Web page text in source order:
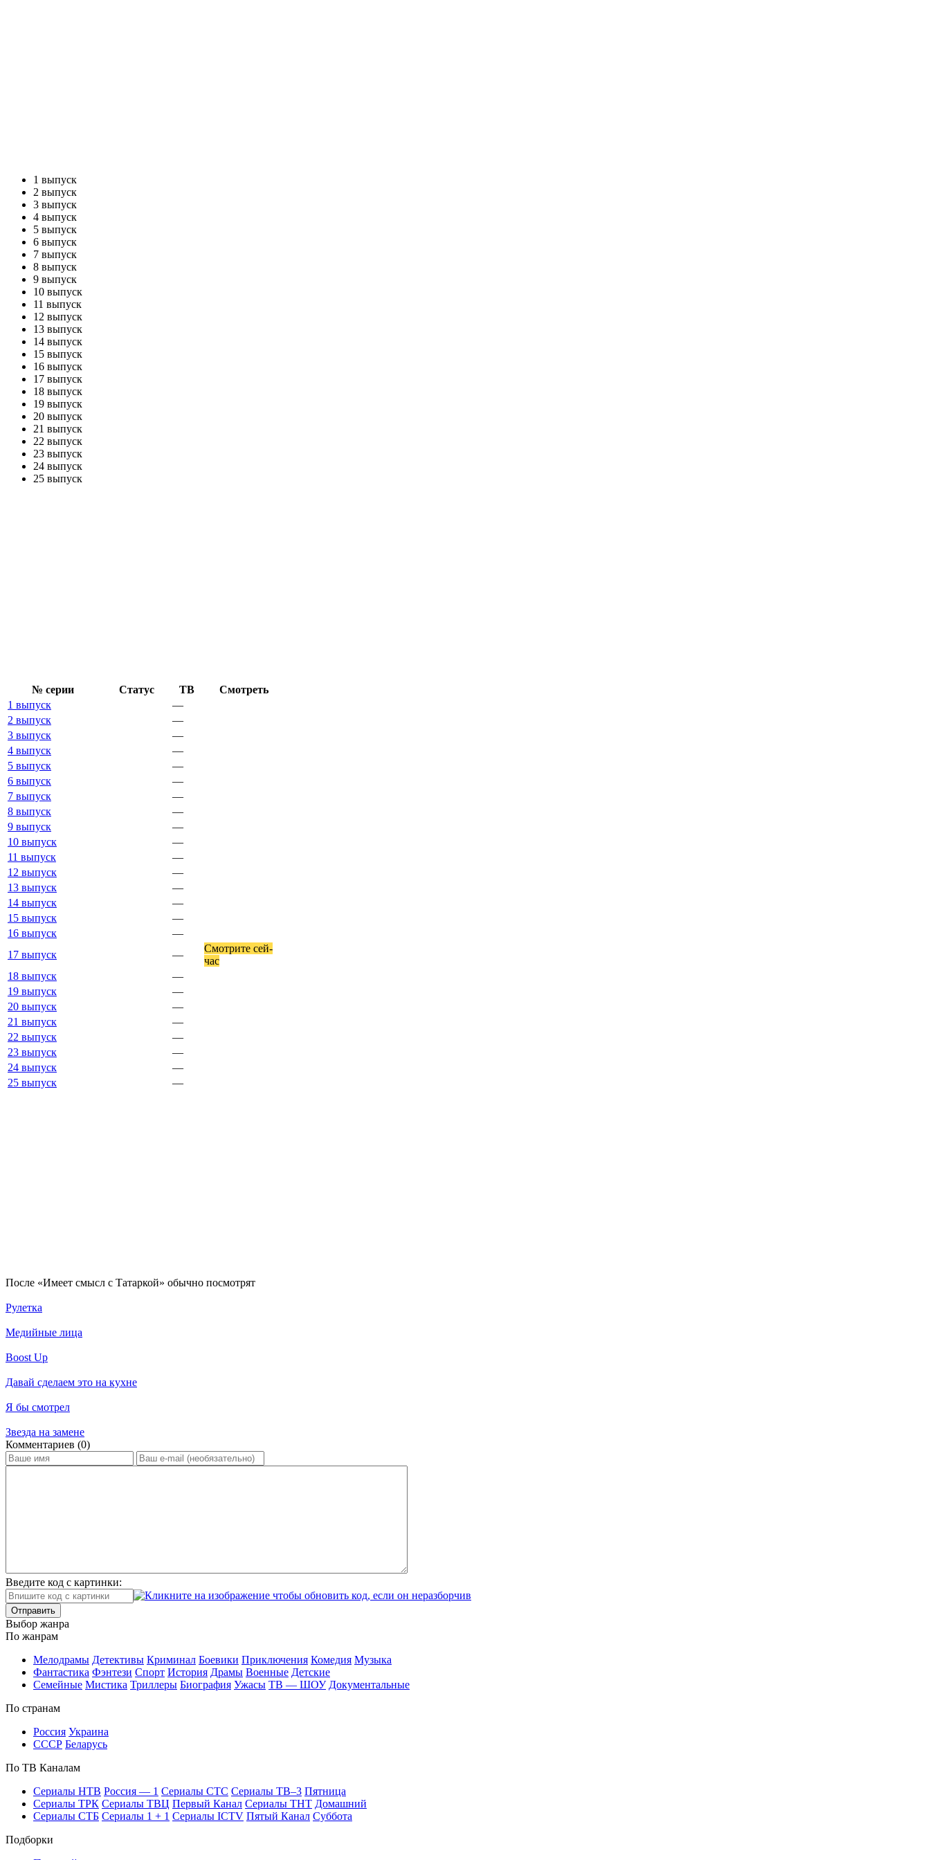
1 выпуск
2 выпуск
3 выпуск
4 выпуск
5 выпуск
6 выпуск
7 выпуск
8 выпуск
9 выпуск
10 выпуск
11 выпуск
12 выпуск
13 выпуск
14 выпуск
15 выпуск
16 выпуск
17 выпуск
18 выпуск
19 выпуск
20 выпуск
21 выпуск
22 выпуск
23 выпуск
24 выпуск
25 выпуск
№ се­рии Ста­тус ТВ
Смот­реть
1 выпуск
—
2 выпуск
—
3 выпуск
—
4 выпуск
—
5 выпуск
—
6 выпуск
—
7 выпуск
—
8 выпуск
—
9 выпуск
—
10 выпуск
—
11 выпуск
—
12 выпуск
—
13 выпуск
—
14 выпуск
—
15 выпуск
—
16 выпуск
—
17 выпуск
—
Смот­ри­те сей­
час
18 выпуск
—
19 выпуск
—
20 выпуск
—
21 выпуск
—
22 выпуск
—
23 выпуск
—
24 выпуск
—
25 выпуск
—
По­сле «Имеет смысл с Татаркой» обыч­но по­смот­рят
Рулетка
Медийные лица
Boost Up
Давай сделаем это на кухне
Я бы смотрел
Звезда на замене
Ком­мен­та­ри­ев (0)
Введите код с картинки:
Отправить
Вы­бор жан­ра
По жан­рам
Ме­ло­дра­мы Де­тек­ти­вы Кри­ми­нал Бое­ви­ки При­клю­че­ния Ко­ме­дия Му­зы­ка
Фан­та­сти­ка Фэн­те­зи Спорт Ис­то­рия Дра­мы Во­ен­ные Дет­ские
Се­мей­ные Мис­ти­ка Трил­ле­ры Био­гра­фия Ужа­сы ТВ — ШОУ До­ку­мен­таль­ные
По стра­нам
Рос­сия Ук­раи­на
СССР Бе­ла­русь
По ТВ Ка­на­лам
Се­риа­лы НТВ Рос­сия — 1 Се­риа­лы СТС Се­риа­лы ТВ–3 Пят­ни­ца
Се­риа­лы ТРК Се­риа­лы ТВЦ Пер­вый Ка­нал Се­риа­лы ТНТ До­маш­ний
Се­риа­лы СТБ Се­риа­лы 1 + 1 Се­риа­лы ICTV Пя­тый Ка­нал Суб­бо­та
Подборки